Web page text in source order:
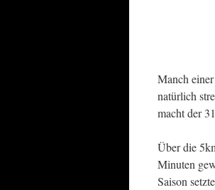
Manch
natürlich
macht der
Über die
Minuten
Saison